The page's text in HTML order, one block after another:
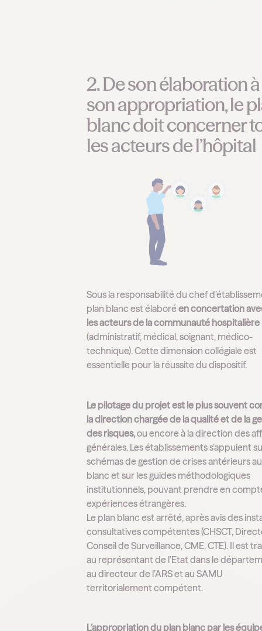
2. De son élaboration à
son appropriation, le
blanc doit concerner
les acteurs de l’hôpital
Sous la responsabilité du chef
plan blanc est élaboréen concertation
les acteurs de la communauté hospitalière
(administratif, médical, soignant, médico-
technique). Cette dimension collégiale est
essentielle pour la réussite du dispositif.
Le pilotage du projet est le plus souvent
la direction chargée de la qualité et de la
des risques,ou encore à la direction des
générales. Les établissements s’appuient
schémas de gestion de crises antérieurs
blanc et sur les guides méthodologiques
institutionnels, pouvant prendre en
expériences étrangères.
Le plan blanc est arrêté, après avis des
consultatives compétentes (CHSCT,
Conseil de Surveillance, CME, CTE). Il est
au représentant de l’Etat dans le
au directeur de l’ARS et au SAMU
territorialement compétent.
L’appropriation du plan blanc par les